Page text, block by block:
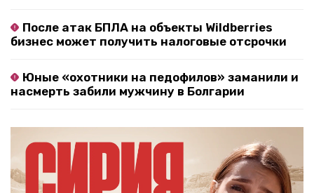
После атак БПЛА на объекты Wildberries
бизнес может получить налоговые отсрочки
Юные «охотники на педофилов» заманили и
насмерть забили мужчину в Болгарии